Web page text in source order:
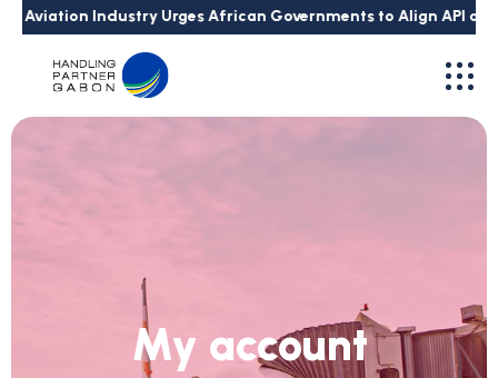
Industry Urges African Governments to Align API and
My account